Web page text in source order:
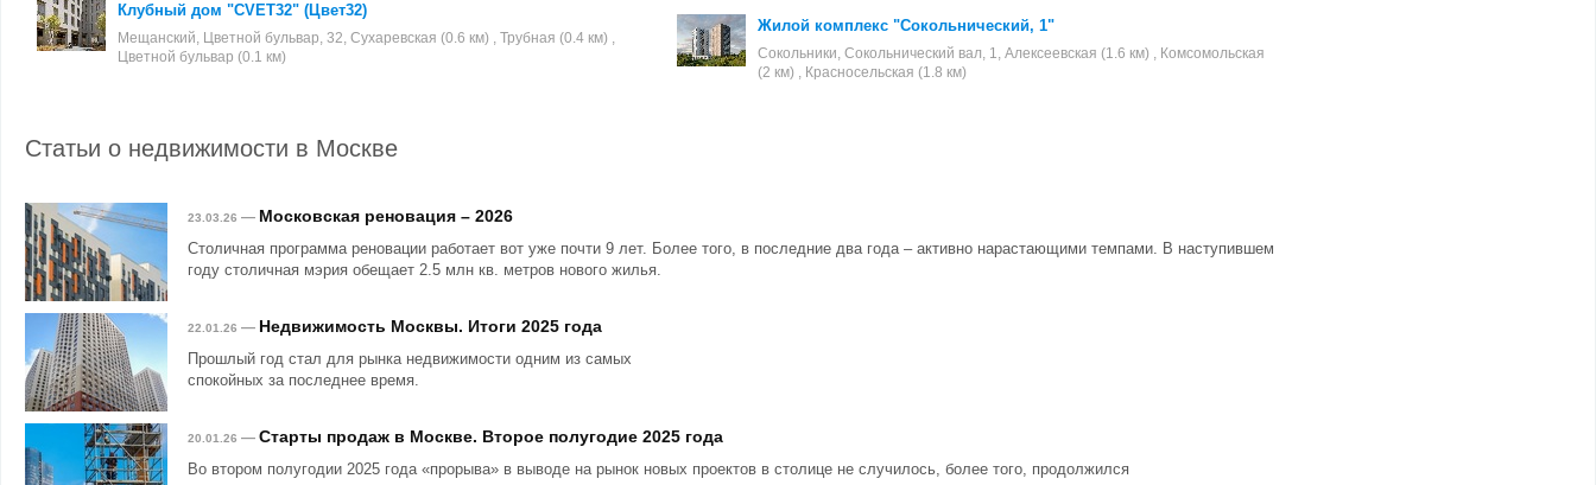
Клубный дом "CVET32" (Цвет32)
Мещанский, Цветной бульвар, 32, Сухаревская (0.6 км) , Трубная (0.4 км) ,
Цветной бульвар (0.1 км)
Жилой комплекс "Сокольнический, 1"
Сокольники, Сокольнический вал, 1, Алексеевская (1.6 км) , Комсомольская
(2 км) , Красносельская (1.8 км)
Статьи о недвижимости в Москве
23.03.26 — Московская реновация – 2026
Столичная программа реновации работает вот уже почти 9 лет. Более того, в последние два года – активно нарастающими темпами. В наступившем
году столичная мэрия обещает 2.5 млн кв. метров нового жилья.
22.01.26 — Недвижимость Москвы. Итоги 2025 года
Прошлый год стал для рынка недвижимости одним из самых
спокойных за последнее время.
20.01.26 — Старты продаж в Москве. Второе полугодие 2025 года
Во втором полугодии 2025 года «прорыва» в выводе на рынок новых проектов в столице не случилось, более того, продолжился